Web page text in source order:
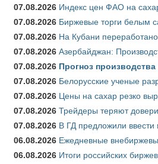
07.08.2026 Индекс цен ФАО на
07.08.2026 Биржевые торги белым
07.08.2026 На Кубани
07.08.2026 Азербайджан:
07.08.2026 Прогноз
07.08.2026 Белорусские ученые
07.08.2026 Цены на сахар резко
07.08.2026 Трейдеры теряют
07.08.2026 В ГД предложили
06.08.2026 Ежедневные
06.08.2026 Итоги российских